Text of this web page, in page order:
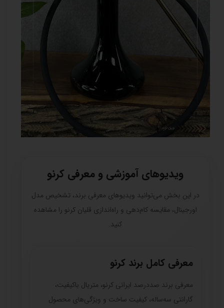
ویدیوهای آموزشی و معرفی کرنو
در این بخش می‌توانید ویدیوهای معرفی برند، تشخیص مدل
اورجینال، مقایسه کام‌دهی و راه‌اندازی قلیان کرنو را مشاهده
کنید.
معرفی کامل برند کرنو
معرفی برند صددرصد ایرانی کرنو، متریال باکیفیت،
گارانتی سه‌ساله، کیفیت ساخت و ویژگی‌های محصول